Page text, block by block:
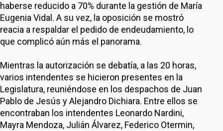
haberse reducido a 70% durante la gestión de María
Eugenia Vidal. A su vez, la oposición se mostró
reacia a respaldar el pedido de endeudamiento, lo
que complicó aún más el panorama.
Mientras la autorización se debatía, a las 20 horas,
varios intendentes se hicieron presentes en la
Legislatura, reuniéndose en los despachos de Juan
Pablo de Jesús y Alejandro Dichiara. Entre ellos se
encontraban los intendentes Leonardo Nardini,
Mayra Mendoza, Julián Álvarez, Federico Otermin,